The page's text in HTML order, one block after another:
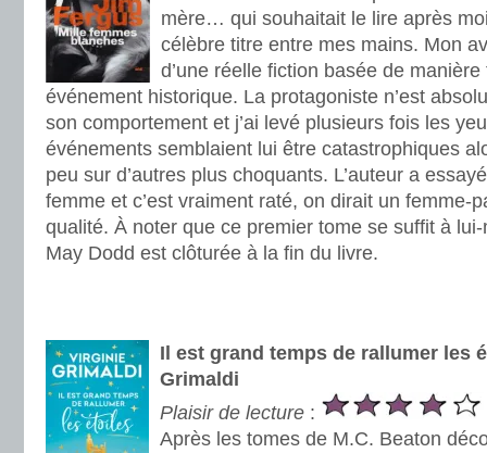
mère… qui souhaitait le lire après
célèbre titre entre mes mains. Mon
d’une réelle fiction basée de
événement historique. La protagoniste n’est
son comportement et j’ai levé plusieurs fois les
événements semblaient lui être catastrophiques
peu sur d’autres plus choquants. L’auteur a
femme et c’est vraiment raté, on dirait un femme-
qualité. À noter que ce premier tome se suffit à lui-
May Dodd est clôturée à la fin du livre.
Il est grand temps de rallumer les
Grimaldi
Plaisir de lecture :
Après les tomes de M.C. Beaton